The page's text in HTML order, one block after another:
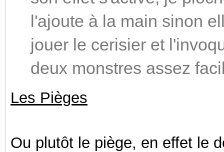
l'ajoute à la main sinon
jouer le cerisier et
deux monstres assez
Les Pièges
Ou plutôt le piège, en effet le